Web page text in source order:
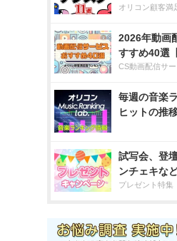
オリコン顧客満
2026年動画
すすめ40選
CS動画配信サ
毎週の音楽
ヒットの推
試写会、登
ンチェキな
プレゼント特集